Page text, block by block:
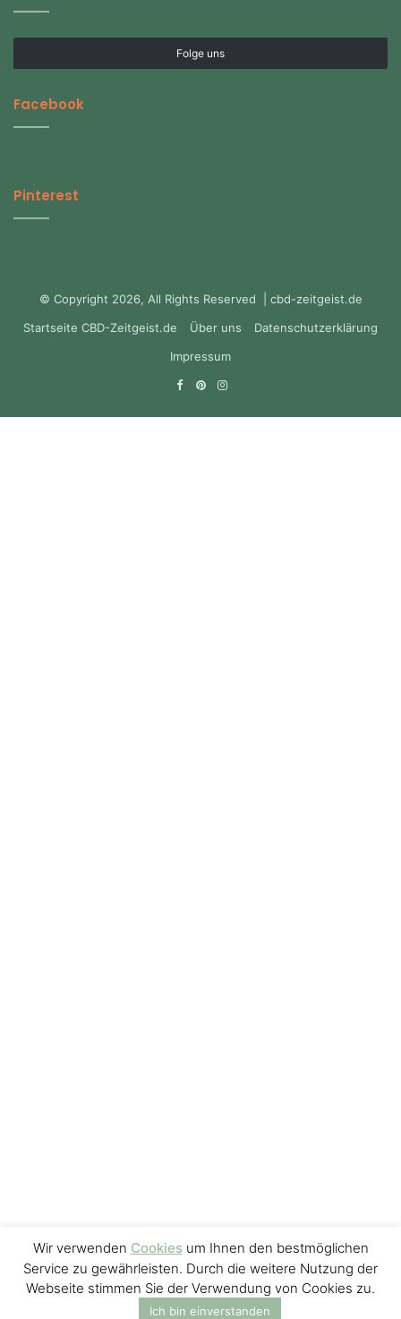
Folge uns
Facebook
Pinterest
© Copyright 2026, All Rights Reserved | cbd-zeitgeist.de
Startseite CBD-Zeitgeist.de
Über uns
Datenschutzerklärung
Impressum
Facebook
PinterestInstagram
Wir verwenden Cookiesum Ihnen den bestmöglichen
Service zu gewährleisten. Durch die weitere Nutzung der
Webseite stimmen Sie der Verwendung von Cookies zu.
Ich bin einverstanden